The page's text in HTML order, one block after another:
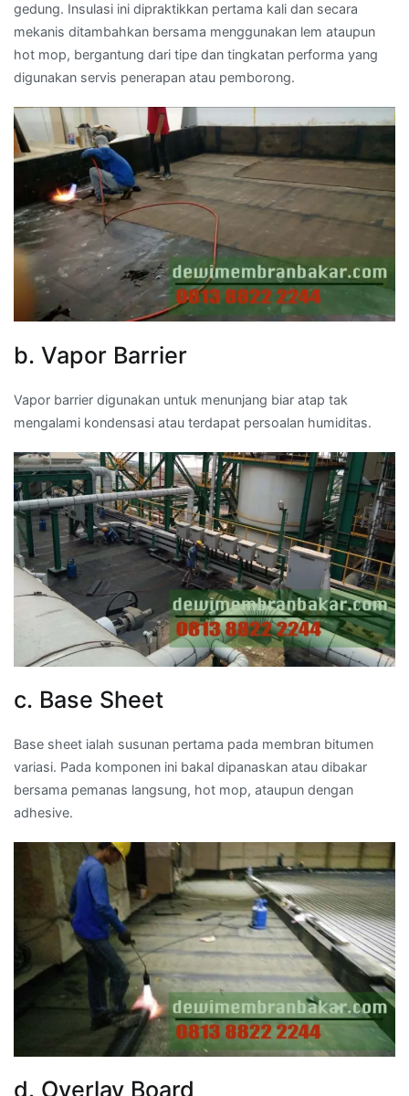
gedung. Insulasi ini dipraktikkan pertama kali dan secara
mekanis ditambahkan bersama menggunakan lem ataupun
hot mop, bergantung dari tipe dan tingkatan performa yang
digunakan servis penerapan atau pemborong.
b. Vapor Barrier
Vapor barrier digunakan untuk menunjang biar atap tak
mengalami kondensasi atau terdapat persoalan humiditas.
c. Base Sheet
Base sheet ialah susunan pertama pada membran bitumen
variasi. Pada komponen ini bakal dipanaskan atau dibakar
bersama pemanas langsung, hot mop, ataupun dengan
adhesive.
d. Overlay Board